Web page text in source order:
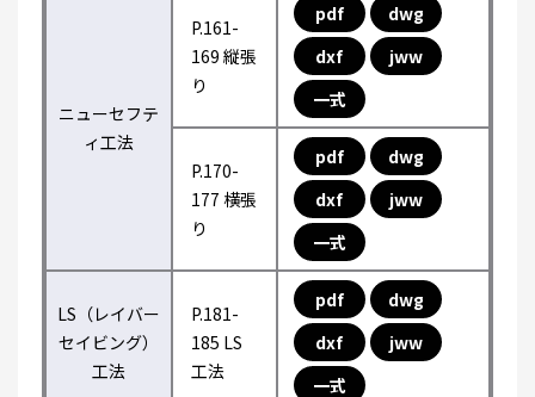
ニューセフテ
ィ工法
P.161-
169 縦張
り
pdf
dwg
dxf
jww
一式
P.170-
177 横張
り
pdf
dwg
dxf
jww
一式
LS（レイバー
セイビング）
工法
P.181-
185 LS
工法
pdf
dwg
dxf
jww
一式